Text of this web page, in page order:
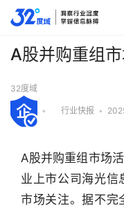
A股并购重组
32度域
• 行业快报 •
A股并购重组市场
业上市公司海光信
市场关注。据不完